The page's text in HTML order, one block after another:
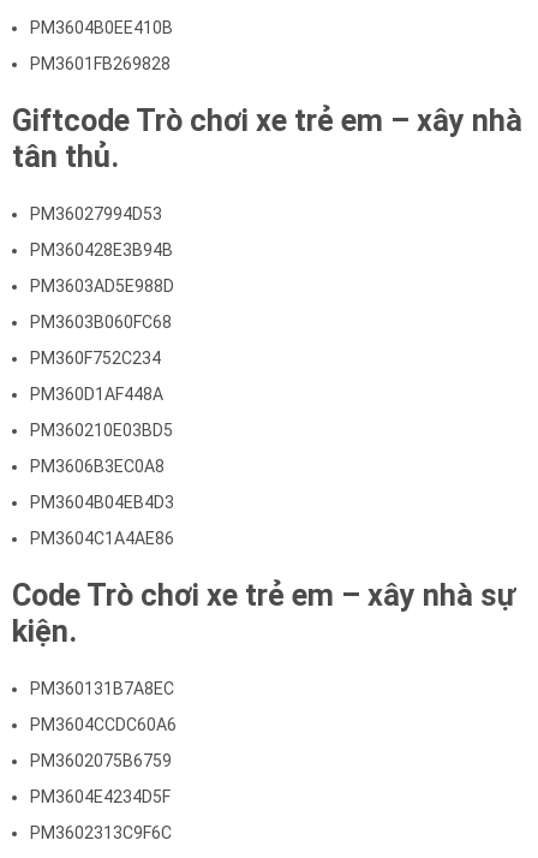
PM3604B0EE410B
PM3601FB269828
Giftcode Trò chơi xe trẻ em – xây nhà
tân thủ.
PM36027994D53
PM360428E3B94B
PM3603AD5E988D
PM3603B060FC68
PM360F752C234
PM360D1AF448A
PM360210E03BD5
PM3606B3EC0A8
PM3604B04EB4D3
PM3604C1A4AE86
Code Trò chơi xe trẻ em – xây nhà sự
kiện.
PM360131B7A8EC
PM3604CCDC60A6
PM3602075B6759
PM3604E4234D5F
PM3602313C9F6C